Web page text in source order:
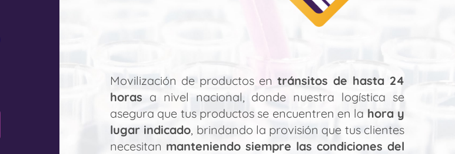
Movilización de productos en tránsitos de hasta 24
horas a nivel nacional, donde nuestra logística se
asegura que tus productos se encuentren en la hora y
lugar indicado, brindando la provisión que tus clientes
necesitan manteniendo siempre las condiciones del